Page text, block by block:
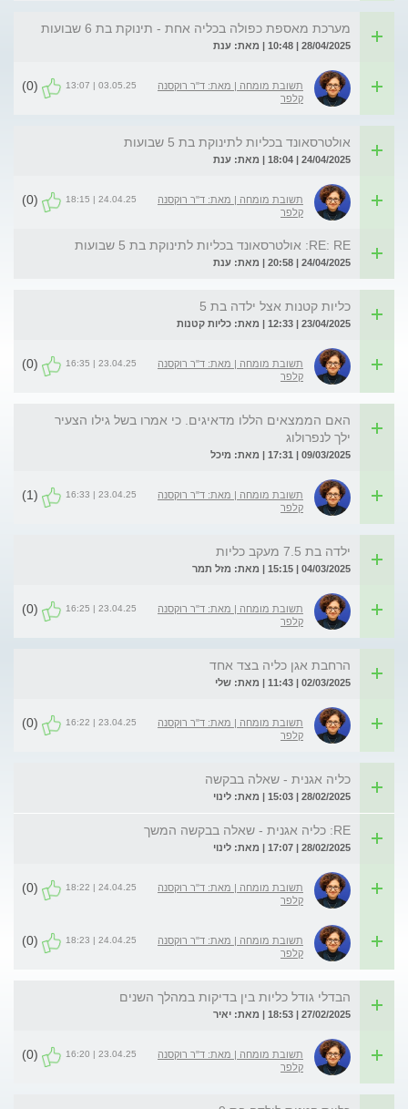
מערכת מאספת כפולה בכליה אחת - תינוקת בת 6 שבועות
28/04/2025 | 10:48 | מאת: ענת
תשובת מומחה | מאת: ד"ר רוקסנה
קלפר
03.05.25 | 13:07
(0)
אולטרסאונד בכליות לתינוקת בת 5 שבועות
24/04/2025 | 18:04 | מאת: ענת
תשובת מומחה | מאת: ד"ר רוקסנה
קלפר
24.04.25 | 18:15
(0)
RE: RE: אולטרסאונד בכליות לתינוקת בת 5 שבועות
24/04/2025 | 20:58 | מאת: ענת
כליות קטנות אצל ילדה בת 5
23/04/2025 | 12:33 | מאת: כליות קטנות
תשובת מומחה | מאת: ד"ר רוקסנה
קלפר
23.04.25 | 16:35
(0)
האם הממצאים הללו מדאיגים. כי אמרו בשל גילו הצעיר
ילך לנפרולוג
09/03/2025 | 17:31 | מאת: מיכל
תשובת מומחה | מאת: ד"ר רוקסנה
קלפר
23.04.25 | 16:33
(1)
ילדה בת 7.5 מעקב כליות
04/03/2025 | 15:15 | מאת: מזל תמר
תשובת מומחה | מאת: ד"ר רוקסנה
קלפר
23.04.25 | 16:25
(0)
הרחבת אגן כליה בצד אחד
02/03/2025 | 11:43 | מאת: שלי
תשובת מומחה | מאת: ד"ר רוקסנה
קלפר
23.04.25 | 16:22
(0)
כליה אגנית - שאלה בבקשה
28/02/2025 | 15:03 | מאת: לינוי
RE: כליה אגנית - שאלה בבקשה המשך
28/02/2025 | 17:07 | מאת: לינוי
תשובת מומחה | מאת: ד"ר רוקסנה
קלפר
24.04.25 | 18:22
(0)
תשובת מומחה | מאת: ד"ר רוקסנה
קלפר
24.04.25 | 18:23
(0)
הבדלי גודל כליות בין בדיקות במהלך השנים
27/02/2025 | 18:53 | מאת: יאיר
תשובת מומחה | מאת: ד"ר רוקסנה
קלפר
23.04.25 | 16:20
(0)